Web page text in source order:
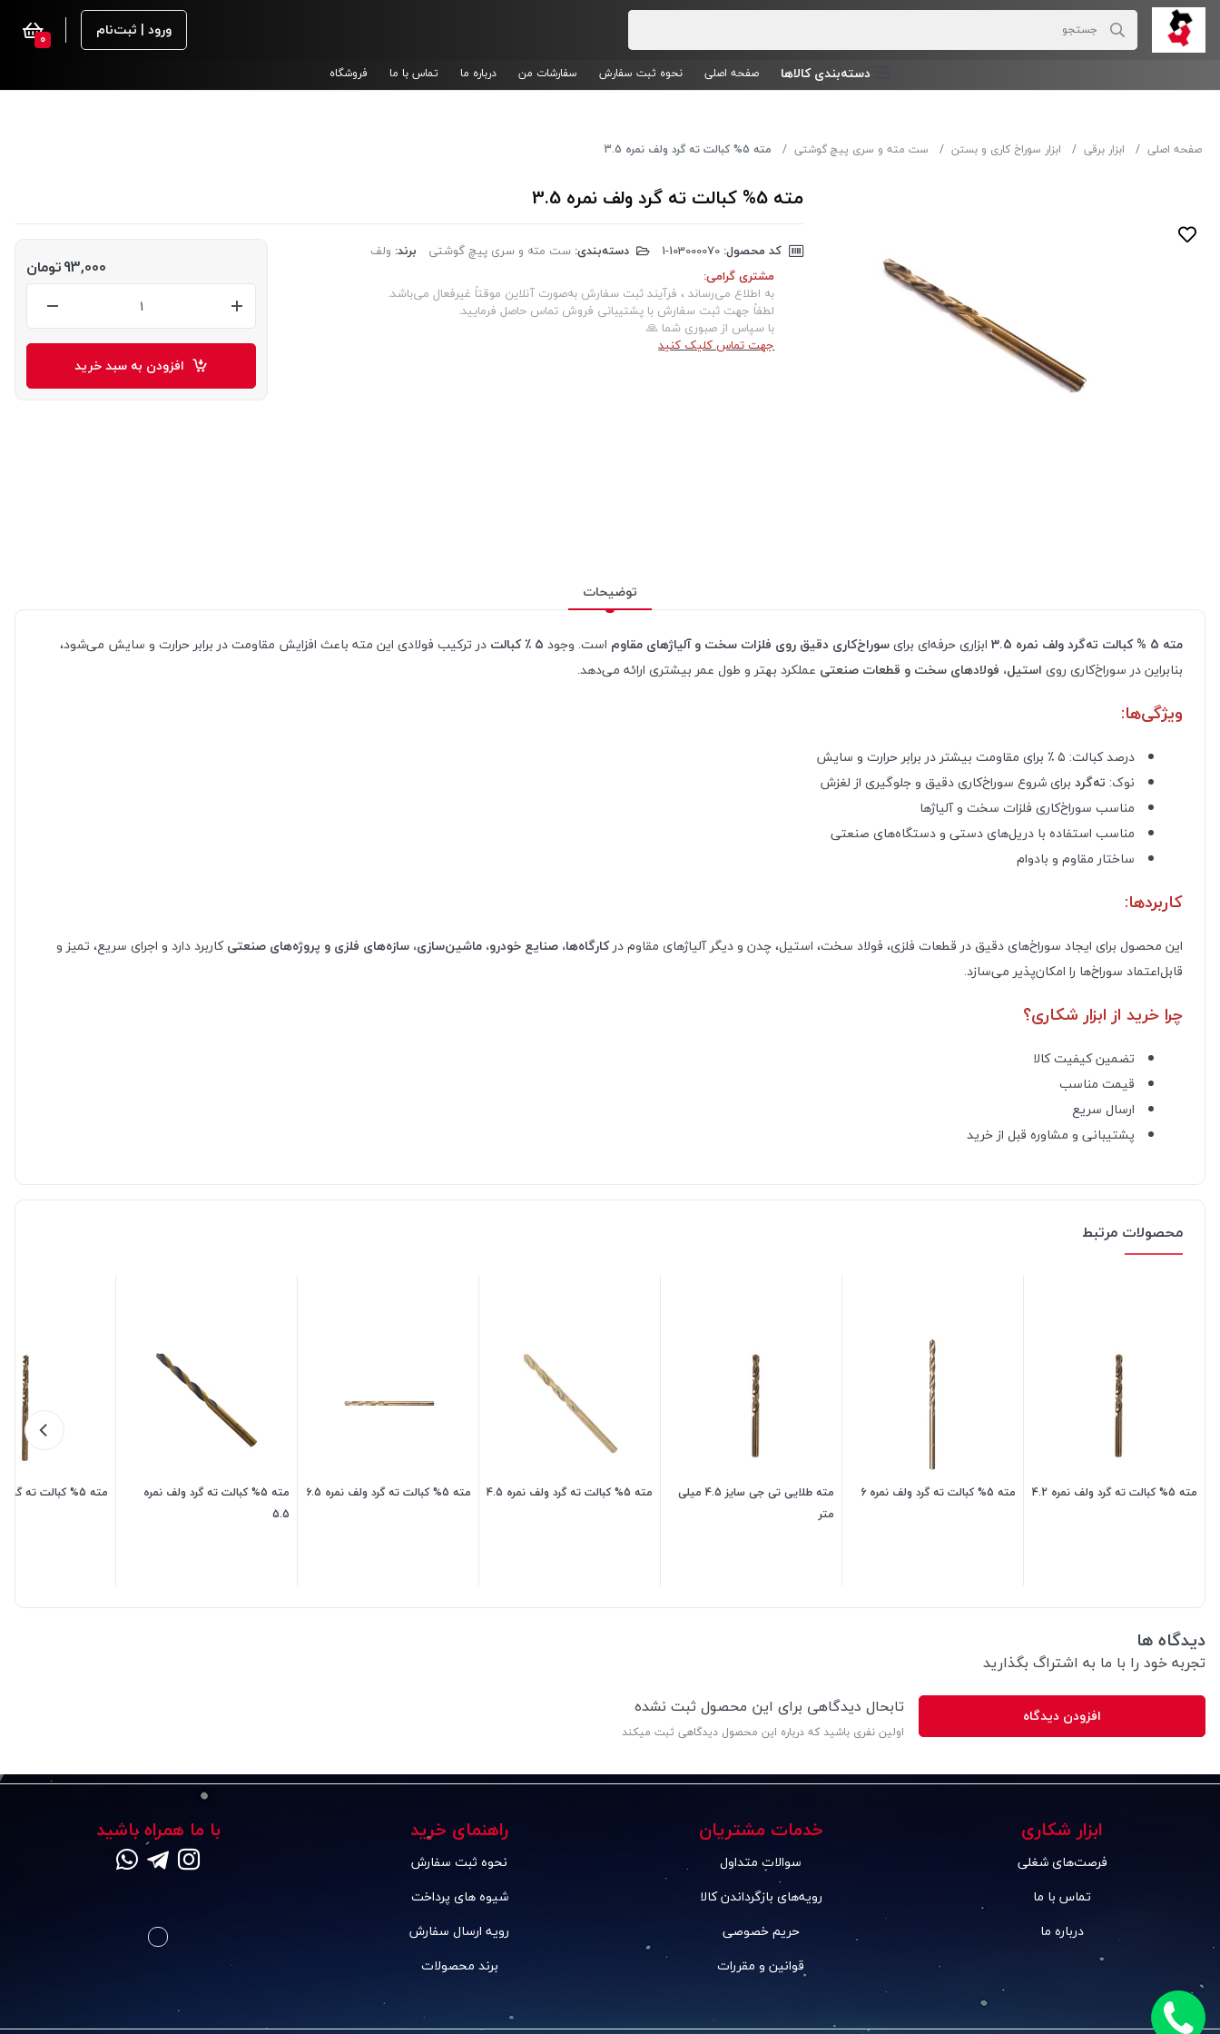
ورود | ثبت‌نام 0
دسته‌بندی‌ کالاها صفحه اصلی نحوه ثبت سفارش سفارشات من درباره ما تماس با ما فروشگاه
صفحه اصلی ابزار برقی ابزار سوراخ کاری و بستن ست مته و سری پیچ گوشتی مته 5% کبالت ته گرد ولف نمره 3.5
مته 5% کبالت ته گرد ولف نمره 3.5
کد محصول: دسته‌بندی: ست مته و سری پیچ گوشتی برند: ولف
مشتری گرامی:
به اطلاع می‌رساند ، فرآیند ثبت سفارش به‌صورت آنلاین موقتاً غیرفعال می‌باشد.
لطفاً جهت ثبت سفارش با پشتیبانی فروش تماس حاصل فرمایید.
با سپاس از صبوری شما 🙏
جهت تماس کلیک کنید
93,000تومان
افزودن به سبد خرید
توضیحات
مته 5 % کبالت ته‌گرد ولف نمره 3.5 ابزاری حرفه‌ای برایسوراخ‌کاری دقیق روی فلزات سخت و آلیاژهای مقاوم است. وجود ۵ ٪ کبالت
در ترکیب فولادی این مته باعث افزایش مقاومت در برابر حرارت و سایش می‌شود،
بنابراین در سوراخ‌کاری روی استیل، فولادهای سخت و قطعات صنعتی عملکرد بهتر و طول عمر بیشتری ارائه می‌دهد.
ویژگی‌ها:
درصد کبالت: ۵ ٪ برای مقاومت بیشتر در برابر حرارت و سایش
نوک: ته‌گرد برای شروع سوراخ‌کاری دقیق و جلوگیری از لغزش
مناسب سوراخ‌کاری فلزات سخت و آلیاژها
مناسب استفاده با دریل‌های دستی و دستگاه‌های صنعتی
ساختار مقاوم و بادوام
کاربردها:
این محصول برای ایجاد سوراخ‌های دقیق در قطعات فلزی، فولاد سخت، استیل، چدن و دیگر آلیاژهای مقاوم درکارگاه‌ها، صنایع خودرو، ماشین‌سازی، سازه‌های فلزی و پروژه‌های صنعتیکاربرد دارد و اجرای سریع، تمیز و
قابل‌اعتماد سوراخ‌ها را امکان‌پذیر می‌سازد.
چرا خرید از ابزار شکاری؟
تضمین کیفیت کالا
قیمت مناسب
ارسال سریع
پشتیبانی و مشاوره قبل از خرید
محصولات مرتبط
مته 5% کبالت ته گرد ولف نمره 4.2 مته 5% کبالت ته گرد ولف نمره 6
مته طلایی تی جی سایز 4.5 میلی
متر
مته 5% کبالت ته گرد ولف نمره 4.5 مته 5% کبالت ته گرد ولف نمره 6.5
مته 5% کبالت ته گرد ولف نمره
5.5
مته 5% کبالت ته گرد ولف نمره 5
دیدگاه ها
تجربه خود را با ما به اشتراگ بگذارید
افزودن دیدگاه تابحال دیدگاهی برای این محصول ثبت نشده
اولین نفری باشید که درباره این محصول دیدگاهی ثبت میکند
ابزار شکاری
فرصت‌های شغلی
تماس با ما
درباره ما
خدمات مشتریان
سوالات متداول
رویه‌های بازگرداندن کالا
حریم خصوصی
قوانین و مقررات
راهنمای خرید
نحوه ثبت سفارش
شیوه های پرداخت
رویه ارسال سفارش
برند محصولات
با ما همراه باشید